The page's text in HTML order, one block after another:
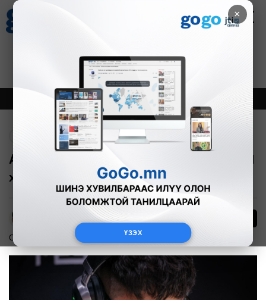
×
ҮЗЭХ
Зурхай
8.07
Онцлох Шинэ
ATOX Esports баг Bleed Esports багт 2-1
харьцаагаар хожигдлоо
А.Эрхэмбаяр
Спорт 2024-05-30